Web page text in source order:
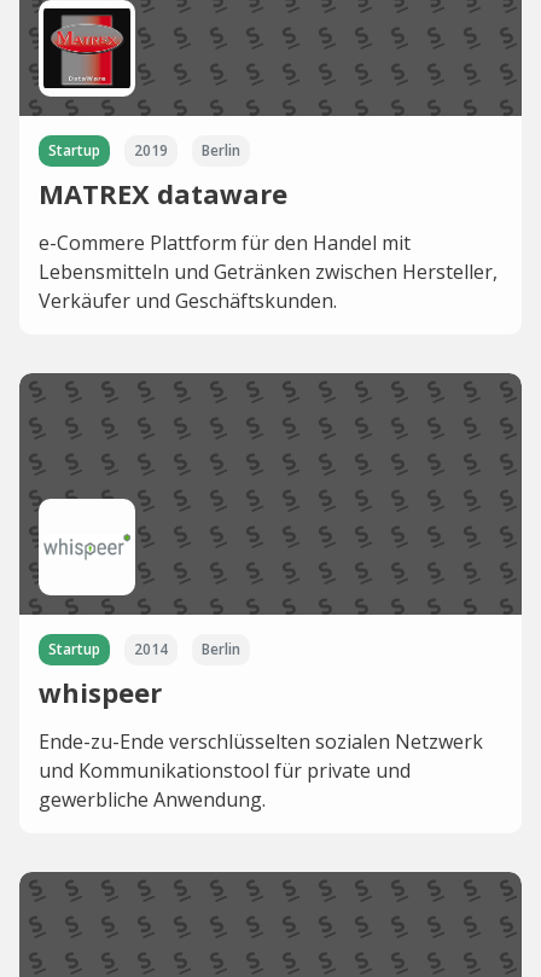
Startup 2019 Berlin
MATREX dataware
e-Commere Plattform für den Handel mit
Lebensmitteln und Getränken zwischen Hersteller,
Verkäufer und Geschäftskunden.
Startup 2014 Berlin
whispeer
Ende-zu-Ende verschlüsselten sozialen Netzwerk
und Kommunikationstool für private und
gewerbliche Anwendung.